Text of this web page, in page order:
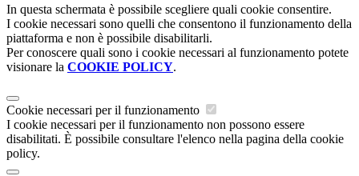
In questa schermata è possibile scegliere quali cookie consentire.
I cookie necessari sono quelli che consentono il funzionamento della
piattaforma e non è possibile disabilitarli.
Per conoscere quali sono i cookie necessari al funzionamento potete
visionare la COOKIE POLICY.
Cookie necessari per il funzionamento
I cookie necessari per il funzionamento non possono essere
disabilitati. È possibile consultare l'elenco nella pagina della cookie
policy.